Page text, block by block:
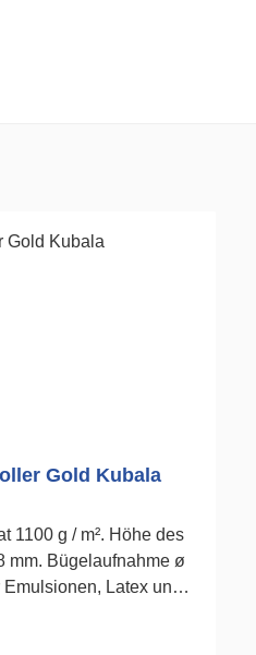
Gold Kubala
1100 g / m². Höhe des
mm. Bügelaufnahme ø
Emulsionen, Latex und